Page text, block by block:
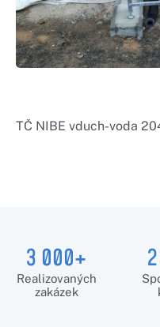
TČ NIBE vduch-voda
3 000+
Realizovaných
zakázek